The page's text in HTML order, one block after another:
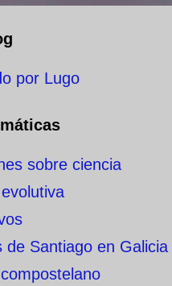
por Lugo
sobre ciencia
de Santiago en Galicia